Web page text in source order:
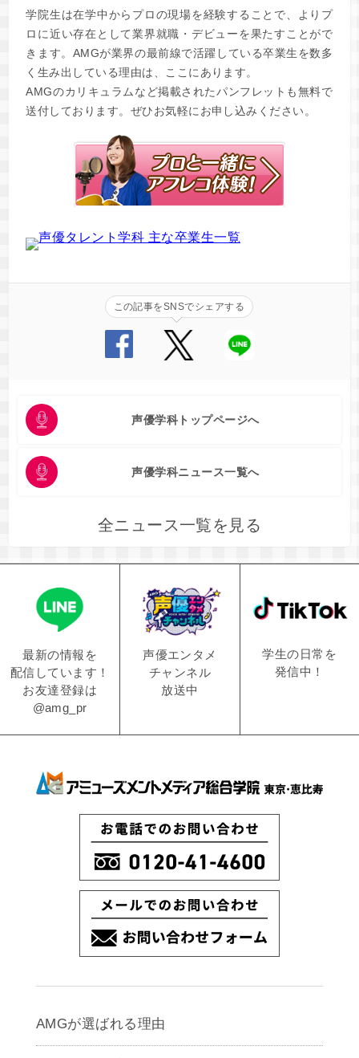
学院生は在学中からプロの現場を経験することで、よりプ
ロに近い存在として業界就職・デビューを果たすことがで
きます。AMGが業界の最前線で活躍している卒業生を数多
く生み出している理由は、ここにあります。
AMGのカリキュラムなど掲載されたパンフレットも無料で
送付しております。ぜひお気軽にお申し込みください。
この記事をSNSでシェアする
声優学科トップページへ
声優学科ニュース一覧へ
全ニュース一覧を見る
最新の情報を
配信しています！
お友達登録は
@amg_pr
声優エンタメ
チャンネル
放送中
学生の日常を
発信中！
AMGが選ばれる理由